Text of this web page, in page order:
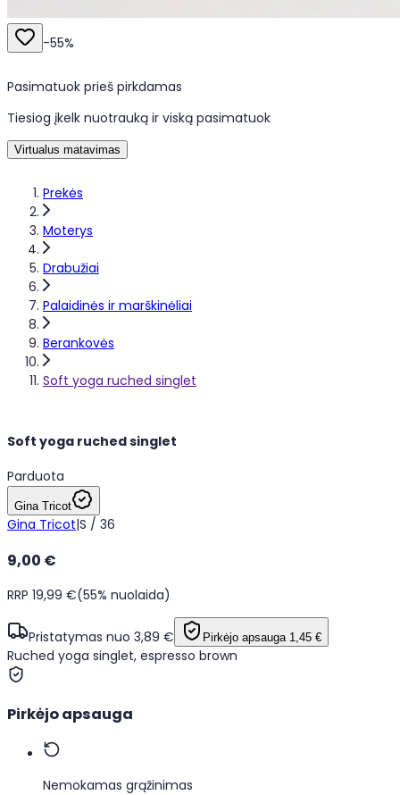
Prekės
Moterys
Drabužiai
Palaidinės ir marškinėliai
Berankovės
Soft yoga ruched singlet
-55%
Pasimatuok prieš pirkdamas
Tiesiog įkelk nuotrauką ir viską pasimatuok
Virtualus matavimas
Soft yoga ruched singlet
Parduota
Gina Tricot
Gina Tricot|S / 36
Ruched yoga singlet, espresso brown
9,00 €
RRP 19,99 €(55% nuolaida)
Pristatymas nuo 3,89 € Pirkėjo apsauga 1,45 €
Pirkėjo apsauga
Nemokamas grąžinimas